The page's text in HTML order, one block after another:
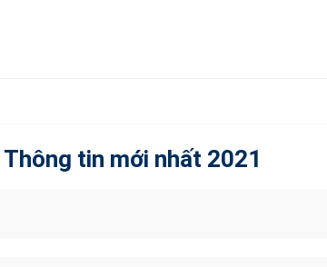
tin mới nhất 2021